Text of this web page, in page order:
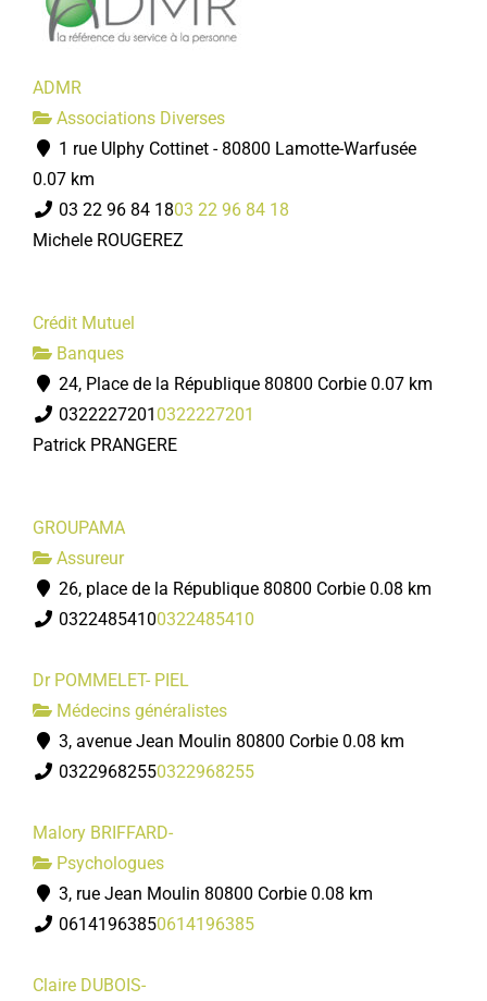
ADMR
Associations Diverses
1 rue Ulphy Cottinet - 80800 Lamotte-Warfusée
0.07 km
03 22 96 84 1803 22 96 84 18
Michele ROUGEREZ
Crédit Mutuel
Banques
24, Place de la République 80800 Corbie 0.07 km
0322227201 0322227201
Patrick PRANGERE
GROUPAMA
Assureur
26, place de la République 80800 Corbie 0.08 km
03224854100322485410
Dr POMMELET- PIEL
Médecins généralistes
3, avenue Jean Moulin 80800 Corbie 0.08 km
03229682550322968255
Malory BRIFFARD-
Psychologues
3, rue Jean Moulin 80800 Corbie 0.08 km
06141963850614196385
Claire DUBOIS-